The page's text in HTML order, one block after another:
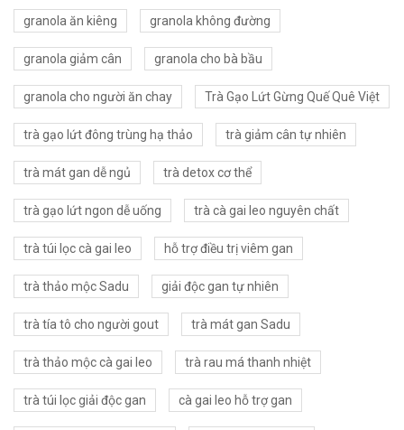
granola ăn kiêng granola không đường
granola giảm cân granola cho bà bầu
granola cho người ăn chay Trà Gạo Lứt Gừng Quế Quê Việt
trà gạo lứt đông trùng hạ thảo trà giảm cân tự nhiên
trà mát gan dễ ngủ trà detox cơ thể
trà gạo lứt ngon dễ uống trà cà gai leo nguyên chất
trà túi lọc cà gai leo hỗ trợ điều trị viêm gan
trà thảo mộc Sadu giải độc gan tự nhiên
trà tía tô cho người gout trà mát gan Sadu
trà thảo mộc cà gai leo trà rau má thanh nhiệt
trà túi lọc giải độc gan cà gai leo hỗ trợ gan